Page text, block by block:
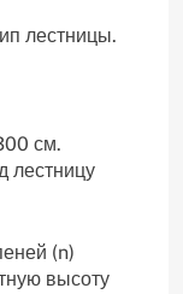
лестницы.
см.
лестницу
(n)
высоту